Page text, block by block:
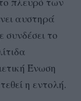
αυστηρά
συνδέσει το
Ένωση
η εντολή.